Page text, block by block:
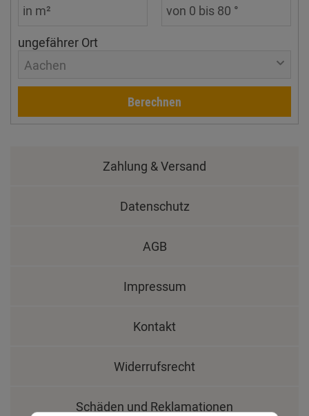
ungefährer Ort
Aachen
Berechnen
Zahlung & Versand
Datenschutz
AGB
Impressum
Kontakt
Widerrufsrecht
Schäden und Reklamationen